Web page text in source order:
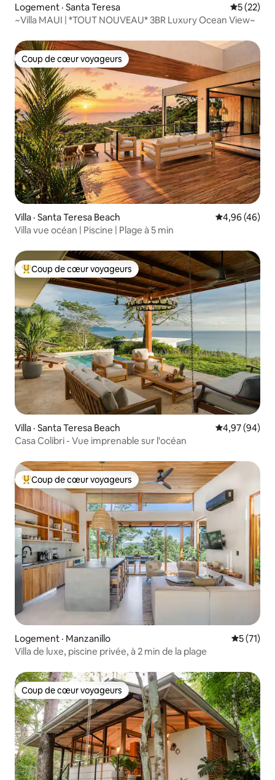
Logement · Santa Teresa Note
5 (22)
~Villa MAUI | *TOUT NOUVEAU* 3BR Luxury Ocean View~
Coup de cœur voyageurs
Coup de cœur voyageurs
Villa · Santa Teresa Beach Note
4,96 (46)
Villa vue océan | Piscine | Plage à 5 min
Coup de cœur voyageurs parmi les plus aimés
Coup de cœur voyageurs
Villa · Santa Teresa Beach Note
4,97 (94)
Casa Colibri - Vue imprenable sur l'océan
Coup de cœur voyageurs parmi les plus aimés
Coup de cœur voyageurs
Logement · Manzanillo Note
5 (71)
Villa de luxe, piscine privée, à 2 min de la plage
Coup de cœur voyageurs
Coup de cœur voyageurs